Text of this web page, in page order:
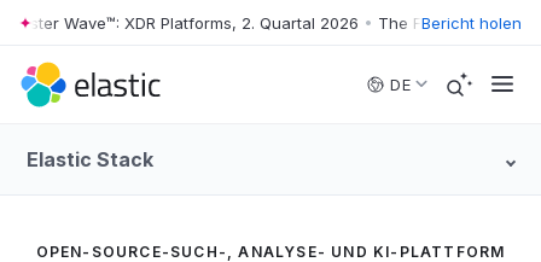
Skip to main content
Wave™: XDR Platforms, 2. Quartal 2026 • The Forrester Wave™:
Bericht holen
DE
Elastic Stack
OPEN-SOURCE-SUCH-, ANALYSE- UND KI-PLATTFORM